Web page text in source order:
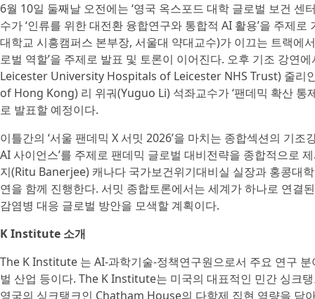
6월 10일 둘째날 오전에는 ‘영국 옥스포드 대학 글로벌 보건
수가 ‘인류를 위한 대전환 융합연구와 통합적 AI 활용’을 주제
대학교 시흥캠퍼스 본부장, 서울대 약대교수)가 이끄는 트랙에
로벌 역할’을 주제로 발표 및 토론이 이어진다. 오후 기조 강연
Leicester University Hospitals of Leicester NHS Trust) 줄리
of Hong Kong) 리 위궈(Yuguo Li) 석좌교수가 ‘팬데믹 확산 통
로 발표할 예정이다.
이틀간의 ‘서울 팬데믹 X 서밋 2026’을 마치는 종합섹션의 기
AI 사이언스’를 주제로 팬데믹 글로벌 대비전략을 종합적으로
지(Ritu Banerjee) 캐나다 국가보건위기대비실 실장과 홍콩대
연을 함께 진행한다. 서밋 종합토론에서는 세계가 하나로 연결
감염병 대응 글로벌 방안을 모색할 계획이다.
K Institute 소개
The K Institute 는 AI-과학기술-정책연구원으로서 주요 연구
벌 산업 등이다. The K Institute는 미국의 대표적인 민간 싱크
영국의 싱크탱크인 Chatham House의 다학제 집현 역량을 담